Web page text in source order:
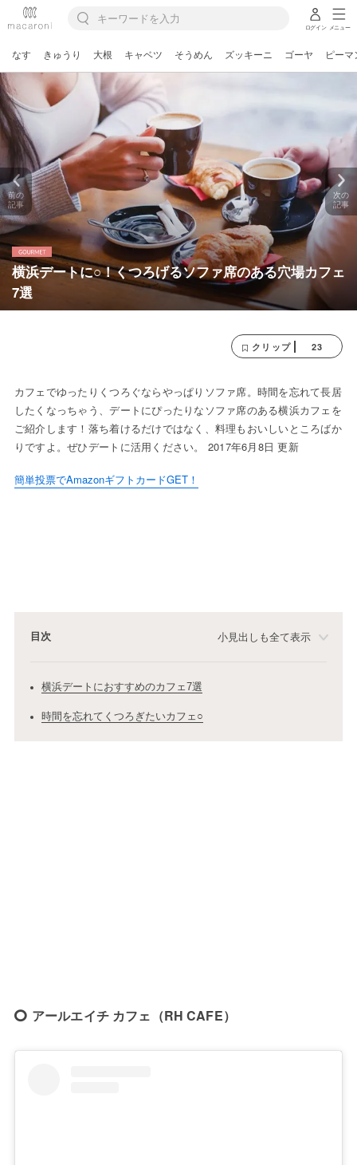
ログイン メニュー
なす きゅうり 大根 キャベツ そうめん ズッキーニ ゴーヤ ピーマ
横浜デートに○！くつろげるソファ席のある穴場カフェ
7選
前の
記事
次の
記事
クリップ 23
カフェでゆったりくつろぐならやっぱりソファ席。時間を忘れて長居
したくなっちゃう、デートにぴったりなソファ席のある横浜カフェを
ご紹介します！落ち着けるだけではなく、料理もおいしいところばか
りですよ。ぜひデートに活用ください。 2017年6月8日 更新
簡単投票でAmazonギフトカードGET！
目次 小見出しも全て表示
横浜デートにおすすめのカフェ7選
時間を忘れてくつろぎたいカフェ○
アールエイチ カフェ（RH CAFE）